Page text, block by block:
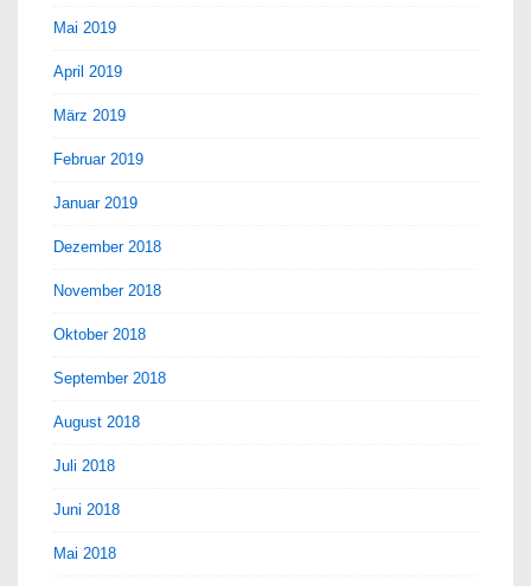
Mai 2019
April 2019
März 2019
Februar 2019
Januar 2019
Dezember 2018
November 2018
Oktober 2018
September 2018
August 2018
Juli 2018
Juni 2018
Mai 2018